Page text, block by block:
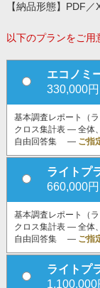
【納品形態】PDF／
以下のプランをご用
エコノミ
330,000円
基本調査レポート（
クロス集計表 ― 全体、
自由回答集 ― ご指
ライトプ
660,000円
基本調査レポート（
クロス集計表 ― 全体、
自由回答集 ― ご指
ライトプ
1,100,000